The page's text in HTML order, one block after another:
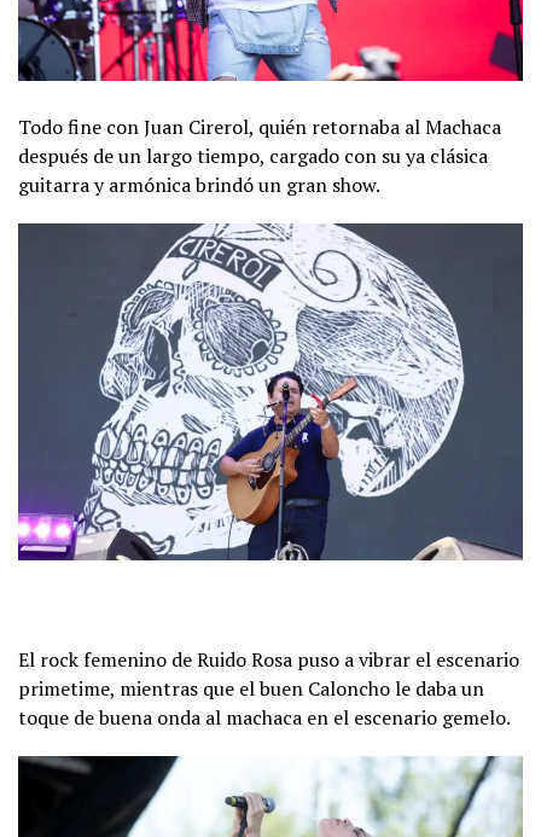
Todo fine con Juan Cirerol, quién retornaba al Machaca
después de un largo tiempo, cargado con su ya clásica
guitarra y armónica brindó un gran show.
El rock femenino de Ruido Rosa puso a vibrar el escenario
primetime, mientras que el buen Caloncho le daba un
toque de buena onda al machaca en el escenario gemelo.